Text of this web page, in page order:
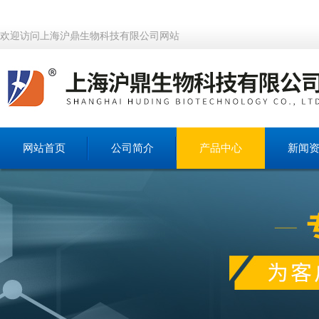
欢迎访问上海沪鼎生物科技有限公司网站
网站首页 公司简介 产品中心 新闻